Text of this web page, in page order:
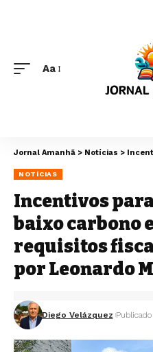
Aa
Jornal Amanhã > Notícias > Incentivos
NOTÍCIAS
Incentivos
baixo carbono
requisitos
por Leonardo
Diego Velázquez